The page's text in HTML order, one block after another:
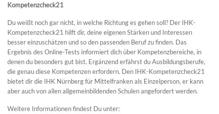
Kompetenzcheck21
Du weißt noch gar nicht, in welche Richtung es gehen soll? Der IHK-
Kompetenzcheck21 hilft dir, deine eigenen Stärken und Interessen
besser einzuschätzen und so den passenden Beruf zu finden. Das
Ergebnis des Online-Tests informiert dich über Kompetenzbereiche, in
denen du besonders gut bist. Ergänzend erfährst du Ausbildungsberufe,
die genau diese Kompetenzen erfordern. Den IHK-Kompetenzcheck21
bietet dir die IHK Nürnberg für Mittelfranken als Einzelperson, er kann
aber auch von allen allgemeinbildenden Schulen angefordert werden.
Weitere Informationen findest Du unter: